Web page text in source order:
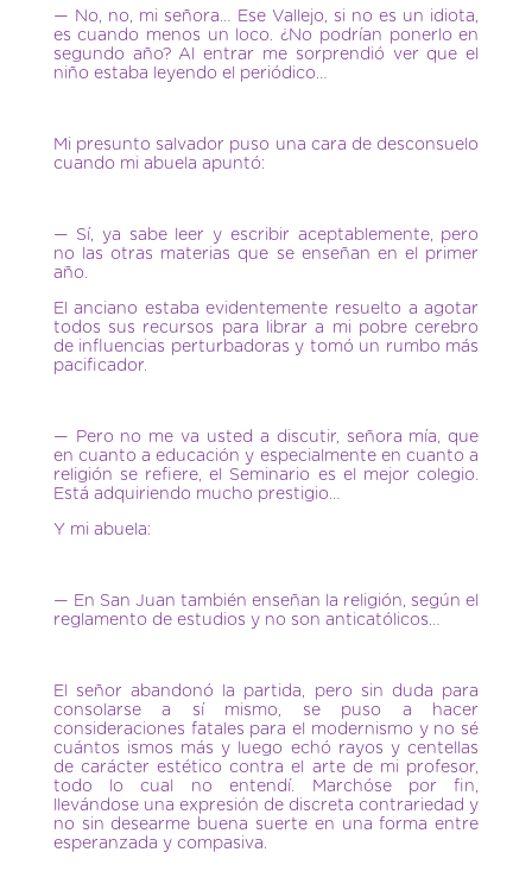
— No, no, mi señora… Ese Vallejo, si no es un idiota,
es cuando menos un loco. ¿No podrían ponerlo en
segundo año? Al entrar me sorprendió ver que el
niño estaba leyendo el periódico…
Mi presunto salvador puso una cara de desconsuelo
cuando mi abuela apuntó:
— Sí, ya sabe leer y escribir aceptablemente, pero
no las otras materias que se enseñan en el primer
año.
El anciano estaba evidentemente resuelto a agotar
todos sus recursos para librar a mi pobre cerebro
de influencias perturbadoras y tomó un rumbo más
pacificador.
— Pero no me va usted a discutir, señora mía, que
en cuanto a educación y especialmente en cuanto a
religión se refiere, el Seminario es el mejor colegio.
Está adquiriendo mucho prestigio…
Y mi abuela:
— En San Juan también enseñan la religión, según el
reglamento de estudios y no son anticatólicos…
El señor abandonó la partida, pero sin duda para
consolarse a sí mismo, se puso a hacer
consideraciones fatales para el modernismo y no sé
cuántos ismos más y luego echó rayos y centellas
de carácter estético contra el arte de mi profesor,
todo lo cual no entendí. Marchóse por fin,
llevándose una expresión de discreta contrariedad y
no sin desearme buena suerte en una forma entre
esperanzada y compasiva.